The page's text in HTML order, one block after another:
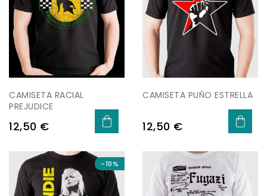
CAMISETA RACIAL
PREJUDICE
Preu
12,50 €
CAMISETA PUÑO ESTRELLA
Preu
12,50 €
-10%